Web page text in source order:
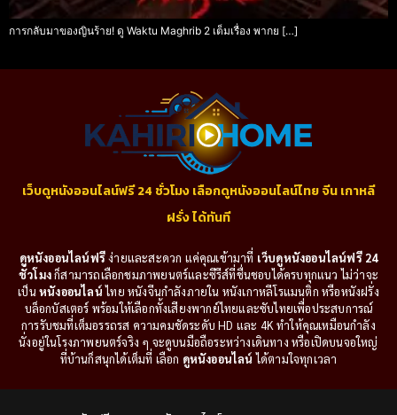
การกลับมาของญินร้าย! ดู Waktu Maghrib 2 เต็มเรื่อง พากย […]
เว็บดูหนังออนไลน์ฟรี 24 ชั่วโมง เลือกดูหนังออนไลน์ไทย จีน เกาหลี
ฝรั่ง ได้ทันที
ดูหนังออนไลน์ฟรีง่ายและสะดวก แค่คุณเข้ามาที่ เว็บดูหนังออนไลน์ฟรี 24
ชั่วโมงก็สามารถเลือกชมภาพยนตร์และซีรีส์ที่ชื่นชอบได้ครบทุกแนว ไม่ว่าจะ
เป็นหนังออนไลน์ไทย หนังจีนกำลังภายใน หนังเกาหลีโรแมนติก หรือหนังฝรั่ง
บล็อกบัสเตอร์ พร้อมให้เลือกทั้งเสียงพากย์ไทยและซับไทยเพื่อประสบการณ์
การรับชมที่เต็มอรรถรส ความคมชัดระดับ HD และ 4K ทำให้คุณเหมือนกำลัง
นั่งอยู่ในโรงภาพยนตร์จริง ๆ จะดูบนมือถือระหว่างเดินทาง หรือเปิดบนจอใหญ่
ที่บ้านก็สนุกได้เต็มที่ เลือก ดูหนังออนไลน์ ได้ตามใจทุกเวลา